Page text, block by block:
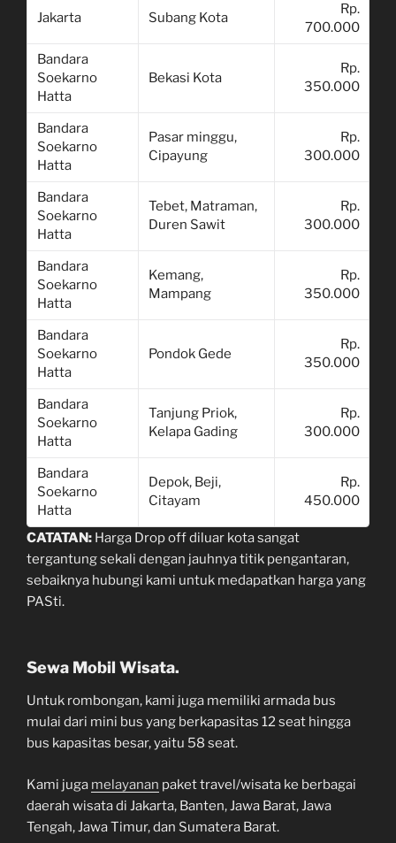
Jakarta Subang Kota
Rp.
700.000
Bandara
Soekarno
Hatta
Bekasi Kota
Rp.
350.000
Bandara
Soekarno
Hatta
Pasar minggu,
Cipayung
Rp.
300.000
Bandara
Soekarno
Hatta
Tebet, Matraman,
Duren Sawit
Rp.
300.000
Bandara
Soekarno
Hatta
Kemang,
Mampang
Rp.
350.000
Bandara
Soekarno
Hatta
Pondok Gede
Rp.
350.000
Bandara
Soekarno
Hatta
Tanjung Priok,
Kelapa Gading
Rp.
300.000
Bandara
Soekarno
Hatta
Depok, Beji,
Citayam
Rp.
450.000
CATATAN: Harga Drop off diluar kota sangat
tergantung sekali dengan jauhnya titik pengantaran,
sebaiknya hubungi kami untuk medapatkan harga yang
PASti.
Sewa Mobil Wisata.
Untuk rombongan, kami juga memiliki armada bus
mulai dari mini bus yang berkapasitas 12 seat hingga
bus kapasitas besar, yaitu 58 seat.
Kami juga melayanan paket travel/wisata ke berbagai
daerah wisata di Jakarta, Banten, Jawa Barat, Jawa
Tengah, Jawa Timur, dan Sumatera Barat.